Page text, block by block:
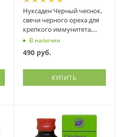
Нуксаден Черный чеснок,
свечи черного ореха для
крепкого иммунитета,
Фитэко, 10 шт
В наличии
490руб.
КУПИТЬ